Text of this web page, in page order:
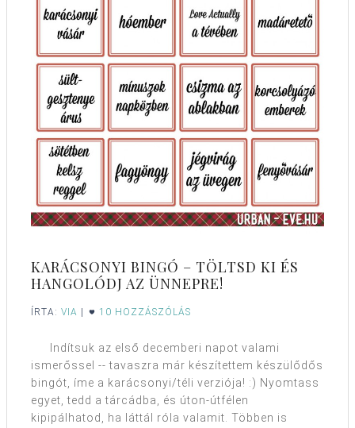
KARÁCSONYI BINGÓ – TÖLTSD KI ÉS
HANGOLÓDJ AZ ÜNNEPRE!
ÍRTA: VIA 10 HOZZÁSZÓLÁS
Indítsuk az első decemberi napot valami
ismerőssel -- tavaszra már készítettem készülődős
bingót, íme a karácsonyi/téli verziója! :) Nyomtass
egyet, tedd a tárcádba, és úton-útfélen
kipipálhatod, ha láttál róla valamit. Többen is